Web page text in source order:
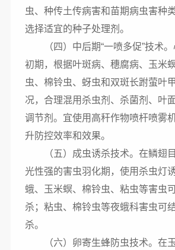
虫、种传土传病害和苗期病虫害种
选择适宜的种子处理剂。
（四）中后期“一喷多促”技术。
初期，根据叶斑病、穗腐病、玉米
虫、棉铃虫、蚜虫和双斑长跗萤叶
况，合理混用杀虫剂、杀菌剂、叶
调节剂。宜使用高秆作物喷杆喷雾
升防控效率和效果。
（五）成虫诱杀技术。在鳞翅
光性强的害虫羽化期，使用杀虫灯
蛾、玉米螟、棉铃虫、粘虫等害虫
杀；粘虫、棉铃虫等夜蛾科害虫可
杀。
（六）卵寄生蜂防虫技术。在